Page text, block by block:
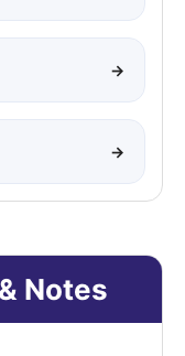
→
→
Notes